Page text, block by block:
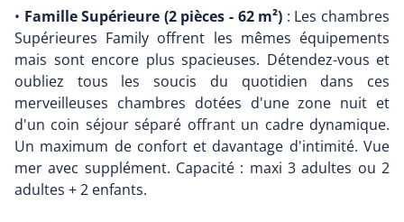
• Famille Supérieure (2 pièces - 62 m²) : Les chambres
Supérieures Family offrent les mêmes équipements
mais sont encore plus spacieuses. Détendez-vous et
oubliez tous les soucis du quotidien dans ces
merveilleuses chambres dotées d'une zone nuit et
d'un coin séjour séparé offrant un cadre dynamique.
Un maximum de confort et davantage d'intimité. Vue
mer avec supplément. Capacité : maxi 3 adultes ou 2
adultes + 2 enfants.